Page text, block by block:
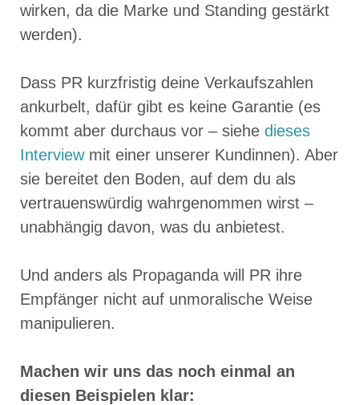
wirken, da die Marke und Standing gestärkt
werden).
Dass PR kurzfristig deine Verkaufszahlen
ankurbelt, dafür gibt es keine Garantie (es
kommt aber durchaus vor – siehe dieses
Interview mit einer unserer Kundinnen). Aber
sie bereitet den Boden, auf dem du als
vertrauenswürdig wahrgenommen wirst –
unabhängig davon, was du anbietest.
Und anders als Propaganda will PR ihre
Empfänger nicht auf unmoralische Weise
manipulieren.
Machen wir uns das noch einmal an
diesen Beispielen klar: